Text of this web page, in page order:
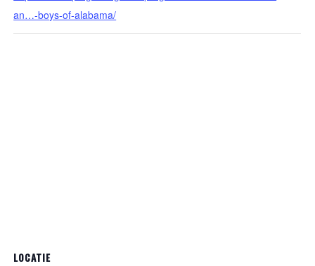
an…-boys-of-alabama/
LOCATIE